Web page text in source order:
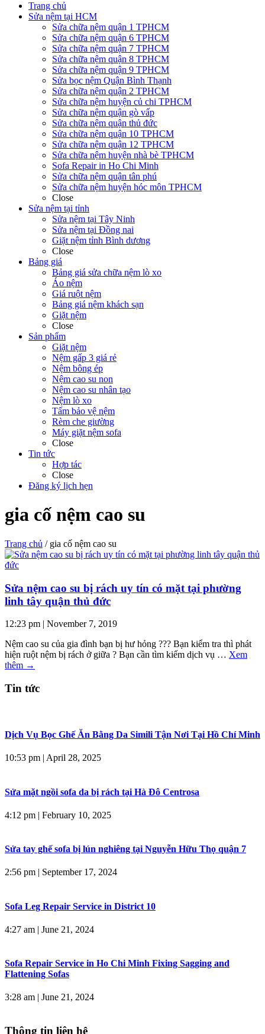
Trang chủ
Sửa nệm tại HCM
Sửa chữa nệm quận 1 TPHCM
Sửa chữa nệm quận 6 TPHCM
Sửa chữa nệm quận 7 TPHCM
Sửa chữa nệm quận 8 TPHCM
Sửa chữa nệm quận 9 TPHCM
Sửa bọc nệm Quận Bình Thạnh
Sửa chữa nệm quận 2 TPHCM
Sửa chữa nệm huyện củ chi TPHCM
Sửa chữa nệm quận gò vấp
Sửa chữa nệm quận thủ đức
Sửa chữa nệm quận 10 TPHCM
Sửa chữa nệm quận 12 TPHCM
Sửa chữa nệm huyện nhà bè TPHCM
Sofa Repair in Ho Chi Minh
Sửa chữa nệm quận tân phú
Sửa chữa nệm huyện hóc môn TPHCM
Close
Sửa nệm tại tỉnh
Sửa nệm tại Tây Ninh
Sửa nệm tại Đồng nai
Giặt nệm tỉnh Bình dương
Close
Bảng giá
Bảng giá sửa chữa nệm lò xo
Áo nệm
Giá ruột nệm
Bảng giá nệm khách sạn
Giặt nệm
Close
Sản phẩm
Giặt nệm
Nệm gấp 3 giá rẻ
Nệm bông ép
Nệm cao su non
Nệm cao su nhân tạo
Nệm lò xo
Tấm bảo vệ nệm
Rèm che giường
Máy giặt nệm sofa
Close
Tin tức
Hợp tác
Close
Đăng ký lịch hẹn
gia cố nệm cao su
Trang chủ / gia cố nệm cao su
Sửa nệm cao su bị rách uy tín có mặt tại phường
linh tây quận thủ đức
12:23 pm | November 7, 2019
Nệm cao su của gia đình bạn bị hư hỏng ??? Bạn kiểm tra thì phát
hiện ruột nệm bị rách ở giữa ? Bạn cần tìm kiếm dịch vụ … Xem
thêm →
Tin tức
Dịch Vụ Bọc Ghế Ăn Bằng Da Simili Tận Nơi Tại Hồ Chí Minh
10:53 pm | April 28, 2025
Sửa mặt ngồi sofa da bị rách tại Hà Đô Centrosa
4:12 pm | February 10, 2025
Sửa tay ghế sofa bị lún nghiêng tại Nguyễn Hữu Thọ quận 7
2:56 pm | September 17, 2024
Sofa Leg Repair Service in District 10
4:27 am | June 21, 2024
Sofa Repair Service in Ho Chi Minh Fixing Sagging and
Flattening Sofas
3:28 am | June 21, 2024
Thông tin liên hệ